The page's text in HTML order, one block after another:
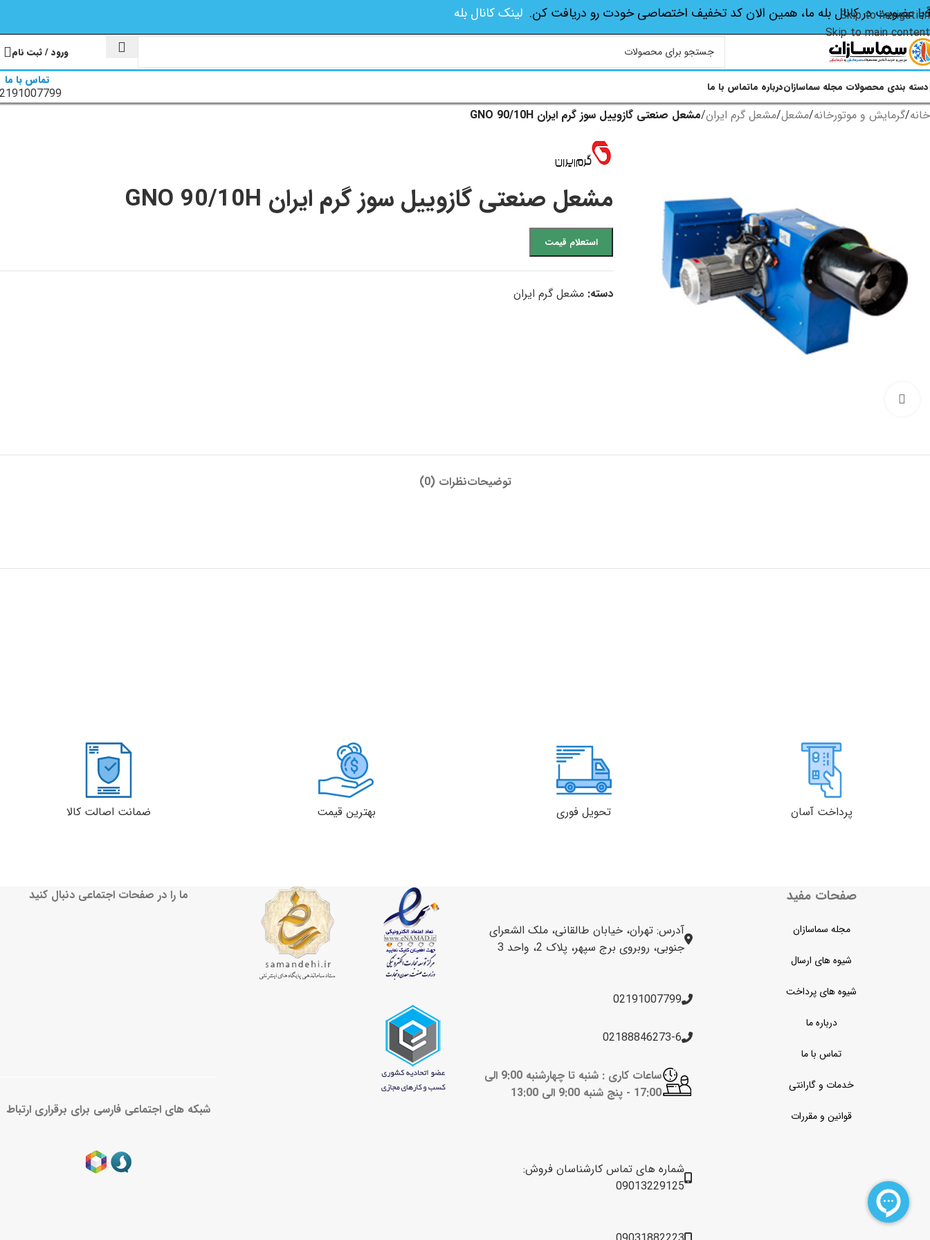
Skip to navigation
Skip to main content
عضویت در کانال بله ما، همین الان کد تخفیف اختصاصی‌ خودت رو دریافت کن. لینک کانال بله
ورود / ثبت نام
دسته بندی محصولات مجله سماسازاندرباره ماتماس با ما تماس با ما
خانه/گرمایش و موتورخانه/مشعل/مشعل گرم ایران/مشعل صنعتی گازوییل سوز گرم ایران GNO 90/10H
مشعل صنعتی گازوییل سوز گرم ایران GNO 90/10H
استعلام قیمت
دسته: مشعل گرم ایران
توضیحاتنظرات (0)
ضمانت اصالت کالا بهترین قیمت تحویل فوری پرداخت آسان
صفحات مفید
مجله سماسازان
شیوه های ارسال
شیوه های پرداخت
درباره ما
تماس با ما
خدمات و گارانتی
قوانین و مقررات
آدرس: تهران، خیابان طالقانی، ملک الشعرای
جنوبی، روبروی برج سپهر، پلاک 2، واحد 3
02191007799
02188846273-6
ساعات کاری : شنبه تا چهارشنبه 9:00 الی
17:00 -
پنج شنبه 9:00 الی 13:00
شماره های تماس کارشناسان فروش:
09013229125
ما را در صفحات اجتماعی دنبال کنید
شبکه های اجتماعی فارسی برای برقراری ارتباط